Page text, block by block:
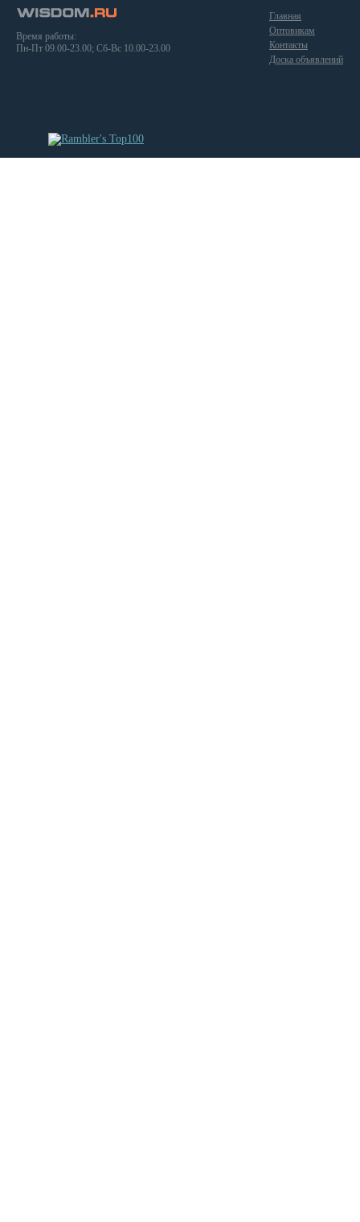
Время работы:
Пн-Пт 09.00-23.00; Сб-Вс 10.00-23.00
Главная
Оптовикам
Контакты
Доска объявлений